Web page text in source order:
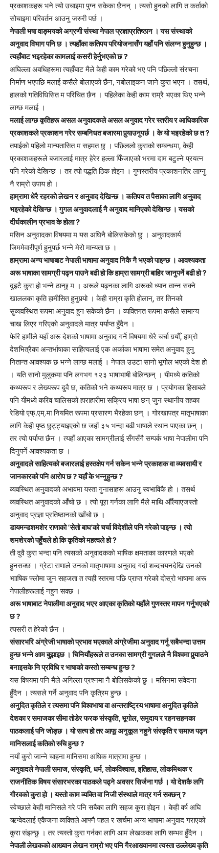
प्रकाशकहरू भने त्यो उचाइमा पुग्न सकेका छैनन् । त्यसो हुनको लागि त कर्ताको
सोचाइमा परिवर्तन आउनु जरुरी पर्छ ।
नेपाली भषा वाङ्मयको अग्रणी संस्था नेपाल प्रज्ञाप्रतिष्ठान । यस संस्थाको
अनुवाद विभाग पनि छ । त्यहाँका कतिपय परियोजनासँग यहाँ पनि संलग्न हुनुहुन्छ ।
त्यहाँबाट भइरहेका कामलाई कसरी हेर्नुभएको छ ?
अघिल्ला अवधिहरूमा त्यहाँबाट मैले केही काम गरेको भए पनि पछिल्लो संरचना
निर्माण भएपछि मलाई कसैले बोलाएको छैन, नबोलाइकन जाने कुरा भएन । तसर्थ,
हालको गतिविधिसित म परिचित छैन । पहिलेका केही काम राम्रै भएका थिए भन्ने
लाग्छ मलाई ।
मलाई लाग्छ कृतिहरू असल अनुवादकले असल अनुवाद गरेर स्तरीय र आधिकारिक
प्रकाशकले प्रकाशन गरेर सम्बनिधत बजारमा पुर्‍याउनुपर्छ । के यो भइरहेको छ त ?
तपाईको पहिलो मान्यतासित म सहमत छु । पछिललो कुराको सम्बन्धमा, केही
प्रकाशकहरूले बजारलाई मात्र हेरेर हल्ला फिँजाएको भरमा दाम बटुल्ने प्रयत्न
पनि गरेको देखिन्छ । तर त्यो पद्धति ठिक होइन । गुणस्तरीय प्रकाशनतिर लाग्नु
नै राम्रो उपाय हो ।
हाम्रामा धेरै रहरको लेखन र अनुवाद देखिन्छ । कतिपय त पैसाका लागि अनुवाद
भइरहेको देखिन्छ । गुगल अनुवादलाई नै अनुवाद मानिएको देखिन्छ । यसको
दीर्घकालीन प्रभाव के होला ?
मसिन अनुवादका विषयमा म यस अघिनै बोलिसकेको छु । अनुवादकार्य
जिममेवारीपूर्ण हुनुपर्छ भन्ने मेरो मान्यता छ ।
हाम्रामा अन्य भाषाबाट नेपाली भाषामा अनुवाद निकै नै भएको पाइन्छ । आवश्यकता
अरू भाषाका सामग्री पढ्न पाउने बढी हो कि हाम्रा सामग्री बाहिर जानुपर्ने बढी हो ?
दुइटै कुरा हो भन्ने ठान्छु म । अरूले पढ्नका लागि अरूको ध्यान तान्न सक्ने
खाललका कृति हामीसित हुनुपर्‍यो । केही राम्रा कृति होलान्, तर तिनको
सुव्यवस्थित रूपमा अनुवाद हुन सकेको छैन । व्यक्तिगत रूपमा कसैले सामान्य
चाख लिएर गरिएको अनुवादले मात्र पर्याप्त हुँदैन ।
फेरि हामीले यहाँ अरू देशको भाषामा अनुवाद गर्ने विषयमा धेरै चर्चा गर्‍यौँ, हाम्रो
देशभित्रैका अन्तर्भाषाका साहित्यलाई एक अर्काका भाषामा समेत अनुवाद हुनु
नितान्त आवश्यक छ भन्ने लाग्छ मलाई । नेपाल उउटा सानो भूगोल भएको देश हो
। यति सानो मुलुकमा पनि लगभग १२३ भाषाभाषी बोलिन्छन् । यीमध्ये कतिको
कथ्यरूप र लेख्यरूप दुवै छ, कतिको भने कथ्यरूप मात्र छ । प्रयोगका हिसाबले
पनि यीमध्ये करिव चालिसको हाराहारीमा सक्रिय भाषा छन् जुन स्थानीय तहका
रेडियो एफ्.एम्.मा नियमित रूपमा प्रसारण भैरहेका छन् । गोरखापत्र मातृृभाषाका
लागि केही पृष्ठ छुट्ट्याइएको छ जहाँ ३५ भन्दा बढी भाषाले स्थान पाएका छन् ।
तर त्यो पर्याप्त छैन । त्यहाँ आएका सामग्रीलाई सँगसँगै सम्पर्क भाषा नेपालीमा पनि
दिनुपर्ने आवश्यकता छ ।
अनुवादले साहित्यको बजारलाई हस्तक्षेप गर्न सकेन भन्ने प्रकाशक वा व्यवसायी र
जानकारको पनि आरोप छ ? यहाँ के भन्नुहुन्छ ?
व्यवस्थित अनुवादको अभावमा यस्ता गुनासाहरू आउनु स्वभाविकै हो । तसर्थ
व्यवस्थित अनुवादको आँचो छ । त्यो पूरा गर्नका लागि मैले माथि औँल्याएजस्तो
अनुवाद प्रज्ञा प्रतिष्ठानको खाँचो छ ।
डायमन्डशमशेर राणाको ‘सेतो बाघ’को चर्चा विदेशीले पनि गरेको पाइन्छ । त्यो
शमशेरको पहुँचले हो कि कृतिको महत्वले हो ?
ती दुवै कुरा भन्दा पनि त्यसको अनुवादकको भाषिक क्षमताका कारणले भएको
हुनसक्छ । ग्रेटा राणाले उनको मातृभाषामा अनुवाद गर्दा शब्दचयनदेखि उनको
भााषिक फ्लोमा जुन सहजता त त्यही स्तरमा पछि प्राप्त गरेको दोस्रो भाषामा अरू
नेपालीहरूलाई नहुन सक्छ ।
अरू भाषाबाट नेपालीमा अनुवाद भएर आएका कृतिको यहाँले गुणस्तर मापन गर्नुभएको
छ ?
त्यसरी त हेरेको छैन ।
संसारभरि अंग्रेजी भाषाको प्रभाव भएकाले अंग्रेजीमा अनुवाद गर्नु सबैभन्दा उत्तम
हुन्छ भन्ने आम बुझाइछ । चिनियाँहरूले त उनका सामग्री गुगलले नै विश्वमा पुर्‍याउने
बनाइसके नि प्रविधि र भाषाको कस्तो सम्बन्ध हुन्छ ?
यस विषयमा पनि मैले अगिल्ला प्रश्नमा नै बोलिसकेको छु । मसिनमा संवेदना
हुँदैन । त्यसले गर्ने अनुवाद पनि कृत्रिम हुन्छ ।
अनुदित कृतिले र त्यसमा पनि विश्वभाषा वा अन्तराष्ट्रिय भाषामा अनुदित कृतिले
देशका र समाजका सीमा तोडेर फरक संस्कृति, भूगोल, समुदाय र रहनसहनका
पाठकलाई पनि जोड्छ । यो सत्य हो तर आफू अनुकूल नहुने संस्कृति र समाज पढ्न
मानिसलाई कतिको रुचि हुन्छ ?
नयाँ कुरो जान्ने चाहना मानिसमा अधिक मात्रामा हुन्छ ।
अनुवादले नेपाली समाज, संस्कृति, धर्म, लोकविश्वास, इतिहास, लोकमिथक र
राजनीतिक विषय संसारभरका पाठकले पढ्ने अवसर सिर्जना गर्छ । यो देशकै लगि
गौरवको कुरा हो । यस्तो काम व्यक्ति वा निजी संस्थाले मात्र गर्न सक्छन् ?
स्वेच्छाले केही मानिसले गरे पनि सबैका लागि सहज कुरा होइन । केही वर्ष अघि
ऋग्वेदलाई एकैजना व्यक्तिले आफ्नै पहल र खर्चमा अन्य भाषामा अनुवाद गराएको
कुरा संझन्छु । तर त्यस्तो कुरा गर्नका लागि आम लेखकका लागि सम्भव हुँदैन ।
नेपाली लेखकको आख्यान लेखन राम्रो भए पनि गैरआख्यानमा त्यस्ता उल्लेख्य कृति